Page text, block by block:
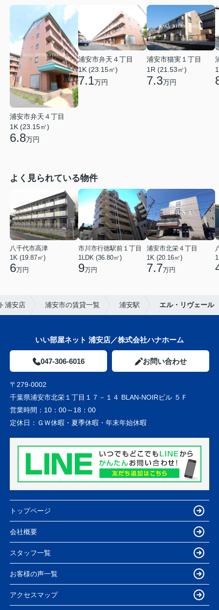
浦安市弁天４丁目
1K (23.15㎡)
6.8万円
浦安市弁天４丁目
1K (23.15㎡)
7.1万円
浦安市猫実１丁目
1R (21.53㎡)
7.3万円
よく見られている物件
八千代市高津
1K (19.87㎡)
6万円
市川市行徳駅前１丁目
1LDK (36.80㎡)
9万円
浦安市北栄４丁目
1K (20.16㎡)
7.7万円
浦安店 浦安市の賃貸一覧 浦安駅 エル・リヴェール
いい部屋ネット 浦安店／株式会社ハナホーム
047-306-6016 お問い合わせ
〒279-0002
千葉県浦安市北栄１丁目１７－１４ BLAN-NOIRビル ５Ｆ
営業時間： 10：00～18：00
定休日： ＧＷ休暇・夏季休暇・年末年始休暇
トップページ
会社概要
スタッフ一覧
お客様の声一覧
アクセスマップ